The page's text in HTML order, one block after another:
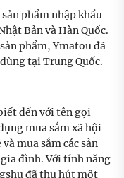
phẩm nhập khẩu
Bản và Hàn Quốc.
phẩm, Ymatou đã
tại Trung Quốc.
đến với tên gọi
mua sắm xã hội
mua sắm các sản
đình. Với tính năng
đã thu hút một